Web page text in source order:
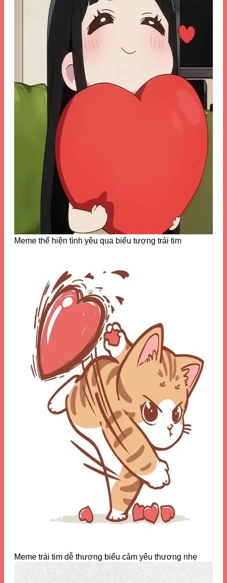
Meme thể hiện tình yêu qua biểu tượng trái tim
Meme trái tim dễ thương biểu cảm yêu thương nhẹ